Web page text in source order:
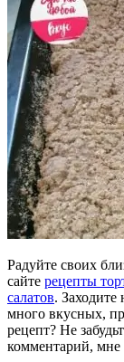
Радуйте своих
сайте рецепты
салатов. Заходите
много вкусных,
рецепт? Не
комментарий, мне